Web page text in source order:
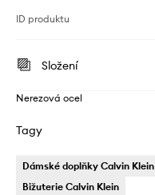
ID produktu
Složení
Nerezová ocel
Tagy
Dámské doplňky Calvin Klein
Bižuterie Calvin Klein